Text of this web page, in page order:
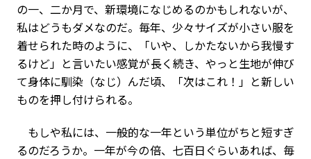
の一、二か月で、新環境になじめるのかもしれないが、
私はどうもダメなのだ。毎年、少々サイズが小さい服を
着せられた時のように、「いや、しかたないから我慢す
るけど」と言いたい感覚が長く続き、やっと生地が伸び
て身体に馴染（なじ）んだ頃、「次はこれ！」と新しい
ものを押し付けられる。
もしや私には、一般的な一年という単位がちと短すぎ
るのだろうか。一年が今の倍、七百日ぐらいあれば、毎